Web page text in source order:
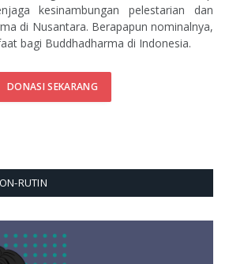
kesinambungan pelestarian dan
di Nusantara. Berapapun nominalnya,
bagi Buddhadharma di Indonesia.
DONASI SEKARANG
RUTIN